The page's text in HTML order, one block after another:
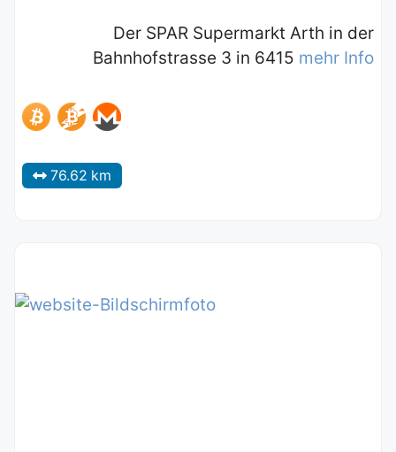
Der SPAR Supermarkt Arth in der
Bahnhofstrasse 3 in 6415 mehr Info
76.62 km